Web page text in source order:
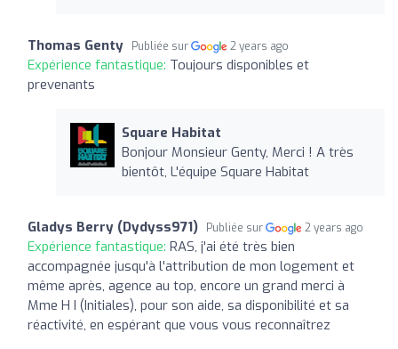
Thomas Genty Publiée sur 2 years ago
Expérience fantastique: Toujours disponibles et
prevenants
Square Habitat
Bonjour Monsieur Genty, Merci ! A très
bientôt, L'équipe Square Habitat
Gladys Berry (Dydyss971) Publiée sur 2 years ago
Expérience fantastique: RAS, j'ai été très bien
accompagnée jusqu'à l'attribution de mon logement et
même après, agence au top, encore un grand merci à
Mme H I (Initiales), pour son aide, sa disponibilité et sa
réactivité, en espérant que vous vous reconnaîtrez